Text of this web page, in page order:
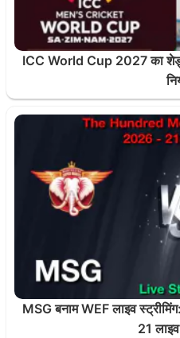
ICC World Cup 2027 का
MSG बनाम WEF लाइव
21